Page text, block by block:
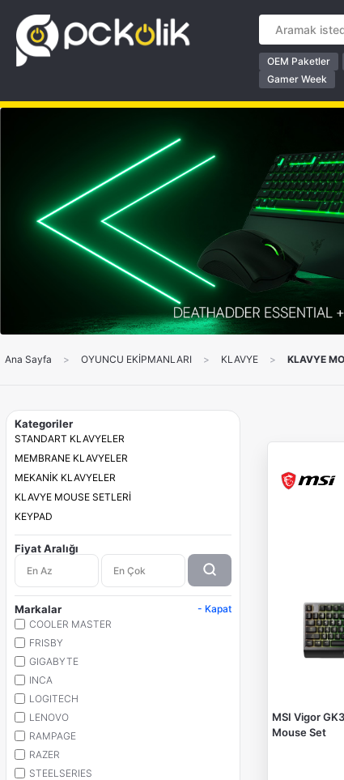
OEM Paketler
Gamer Week
Ana Sayfa > OYUNCU EKİPMANLARI > KLAVYE > KLAVYE
Kategoriler
STANDART KLAVYELER
MEMBRANE KLAVYELER
MEKANİK KLAVYELER
KLAVYE MOUSE SETLERİ
KEYPAD
Fiyat Aralığı
Markalar
- Kapat
COOLER MASTER
FRISBY
GIGABYTE
INCA
LOGITECH
LENOVO
RAMPAGE
RAZER
STEELSERIES
MSI Vigor
Mouse Set